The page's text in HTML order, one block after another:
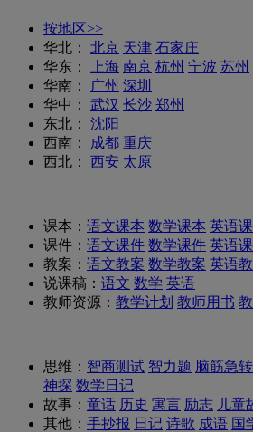
按地区>>
华北：
北京 天津 石家庄
华东：
上海 南京 杭州 宁波 苏州
华南：
广州 深圳
华中：
武汉 长沙 郑州
东北：
沈阳
西南：
成都 重庆
西北：
西安 太原
课本： 语文课本 数学课本 英语
课件： 语文课件 数学课件 英语
教案： 语文教案 数学教案 英语
说课稿： 语文 数学 英语
教师资源： 教学计划 教师用书
思维： 智商测试 智力题 脑筋急
神探 数学日记
故事： 童话 历史 寓言 励志 儿童
其他： 手抄报 日记 诗歌 成语 国